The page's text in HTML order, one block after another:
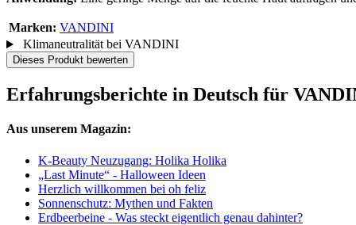
Marken: VANDINI
Klimaneutralität bei VANDINI
Dieses Produkt bewerten
Erfahrungsberichte in Deutsch für
Aus unserem Magazin:
K-Beauty Neuzugang: Holika Holika
„Last Minute“ - Halloween Ideen
Herzlich willkommen bei oh feliz
Sonnenschutz: Mythen und Fakten
Erdbeerbeine - Was steckt eigentlich genau dahinter?